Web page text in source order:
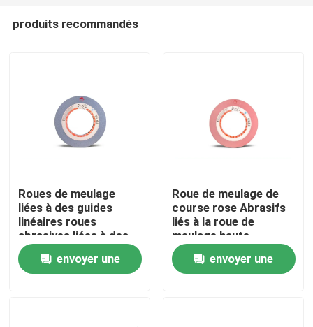
À la maison
Produits
produits recommandés
Roues de meulage
liées à des guides
linéaires roues
abrasives liées à des
guides gris
envoyer une
Roue de meulage de
course rose Abrasifs
liés à la roue de
meulage haute
précision
envoyer une